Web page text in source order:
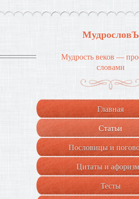
МудрословЪ
Мудрость веков —
словами
Главная
Статьи
Пословицы и
Цитаты и
Тесты